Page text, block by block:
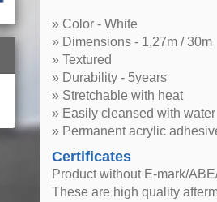
» Color - White
» Dimensions - 1,27m / 30m
» Textured
» Durability - 5years
» Stretchable with heat
» Easily cleansed with water
» Permanent acrylic
Certificates
Product without E-mark/
These are high quality